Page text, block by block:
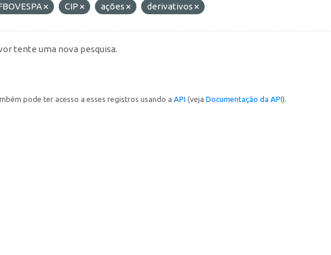
CIP ações derivativos
tente uma nova pesquisa.
pode ter acesso a esses registros usando a API (veja Documentação da API).